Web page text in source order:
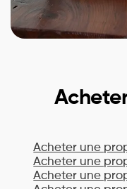
Acheter une
Acheter une
Acheter une